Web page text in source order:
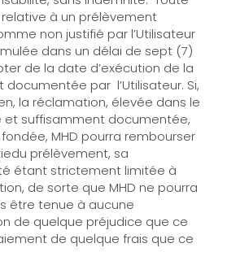
à un prélèvement
non justifié par l’Utilisateur
dans un délai de sept (7)
de la date d’exécution de la
par l’Utilisateur. Si,
la réclamation, élevée dans le
et suffisamment documentée,
fondée, MHD pourra rembourser
prélèvement, sa
étant strictement limitée à
de sorte que MHD ne pourra
être tenue à aucune
de quelque préjudice que ce
de quelque frais que ce